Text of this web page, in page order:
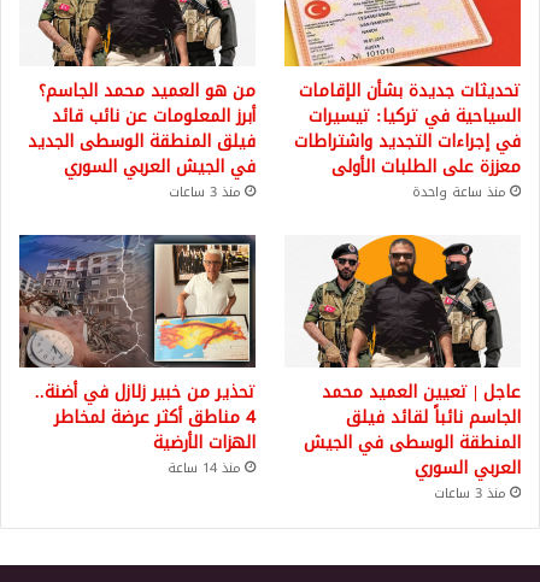
تحديثات جديدة بشأن الإقامات
السياحية في تركيا: تيسيرات
في إجراءات التجديد واشتراطات
معززة على الطلبات الأولى
منذ ساعة واحدة
من هو العميد محمد الجاسم؟
أبرز المعلومات عن نائب قائد
فيلق المنطقة الوسطى الجديد
في الجيش العربي السوري
منذ 3 ساعات
عاجل | تعيين العميد محمد
الجاسم نائباً لقائد فيلق
المنطقة الوسطى في الجيش
العربي السوري
منذ 3 ساعات
تحذير من خبير زلازل في أضنة..
4 مناطق أكثر عرضة لمخاطر
الهزات الأرضية
منذ 14 ساعة